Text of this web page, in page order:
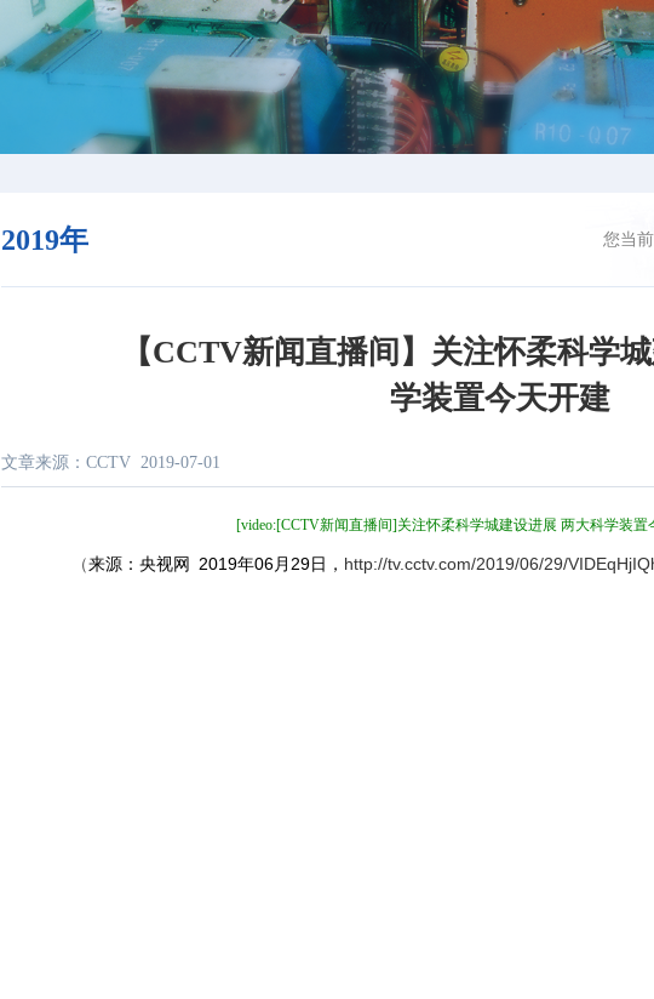
2019年 您当
【CCTV新闻直播间】关注怀柔科学
学装置今天开建
文章来源：CCTV 2019-07-01
[video:[CCTV新闻直播间]关注怀柔科学城建设进展 两大科学装
（来源：央视网 2019年06月29日， http://tv.cctv.com/2019/06/29/